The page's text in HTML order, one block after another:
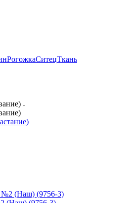
РогожкаСитецТкань